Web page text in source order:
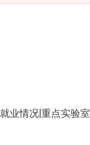
就业情况 |重点实验室